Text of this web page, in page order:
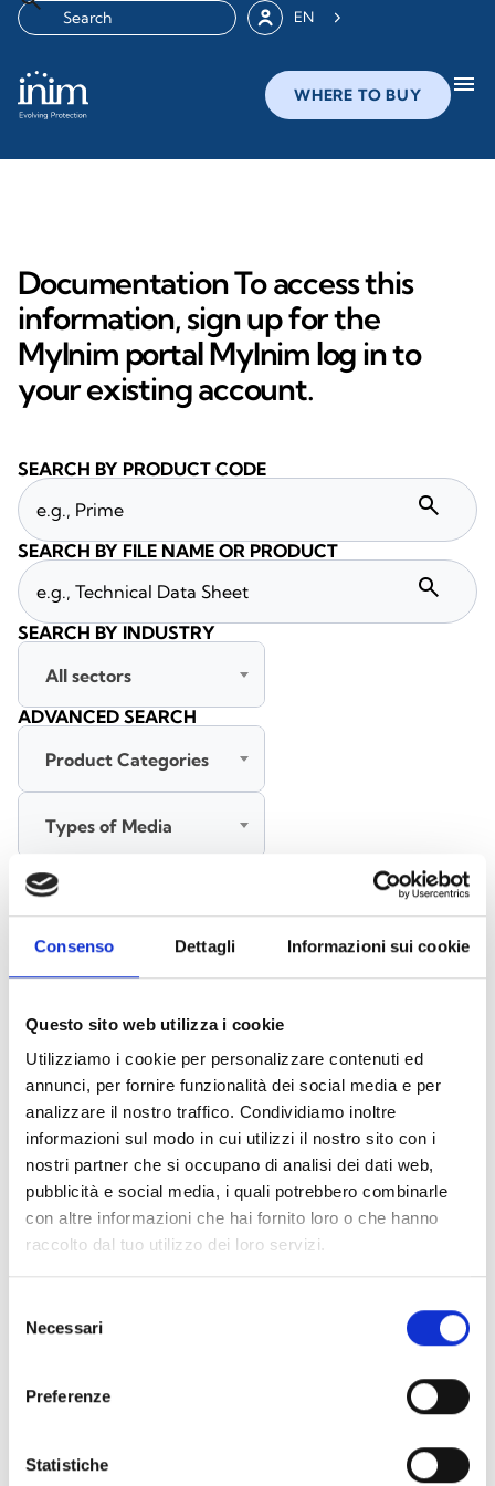
Consenso Dettagli Informazioni sui cookie
Questo sito web utilizza i cookie
Utilizziamo i cookie per personalizzare contenuti ed
annunci, per fornire funzionalità dei social media e per
analizzare il nostro traffico. Condividiamo inoltre
informazioni sul modo in cui utilizzi il nostro sito con i
nostri partner che si occupano di analisi dei dati web,
pubblicità e social media, i quali potrebbero combinarle
con altre informazioni che hai fornito loro o che hanno
raccolto dal tuo utilizzo dei loro servizi.
delNecessari
Preferenze
Statistiche
EN
WHERE TO BUY menu
Documentation To access this
information, sign up for the
MyInim portal MyInim log in to
your existing account.
Accessories EB00 Bases - Materials
Accessories for detector testing - Materials(6)
Documents(6992)
Select All
Please log in before downloading content marked with
the icon lock
SEARCH BY PRODUCT CODE
search
SEARCH BY FILE NAME OR PRODUCT
search
SEARCH BY INDUSTRY
All sectors
ADVANCED SEARCH
Product Categories
Types of Media
All languages
SEARCH